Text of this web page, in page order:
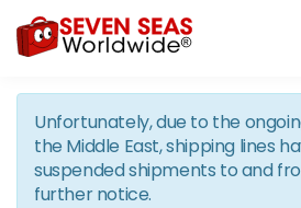
Skip to the content
Unfortunately, due to the
the Middle East, shipping lines
suspended shipments to and
further notice.